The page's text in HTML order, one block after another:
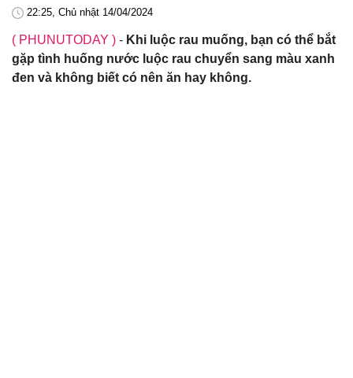
22:25, Chủ nhật 14/04/2024
( PHUNUTODAY ) - Khi luộc rau muống, bạn có thể bắt
gặp tình huống nước luộc rau chuyển sang màu xanh
đen và không biết có nên ăn hay không.